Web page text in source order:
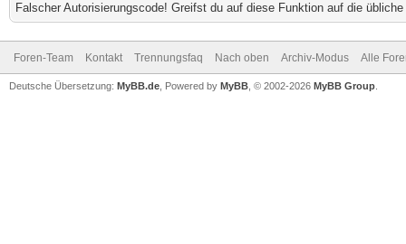
Falscher Autorisierungscode! Greifst du auf diese Funktion auf die
Foren-Team Kontakt Trennungsfaq Nach oben Archiv-Modus Alle
Deutsche Übersetzung: MyBB.de , Powered by MyBB , © 2002-2026 MyBB Group